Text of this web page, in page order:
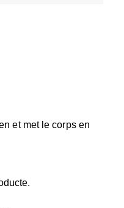
et met le corps en